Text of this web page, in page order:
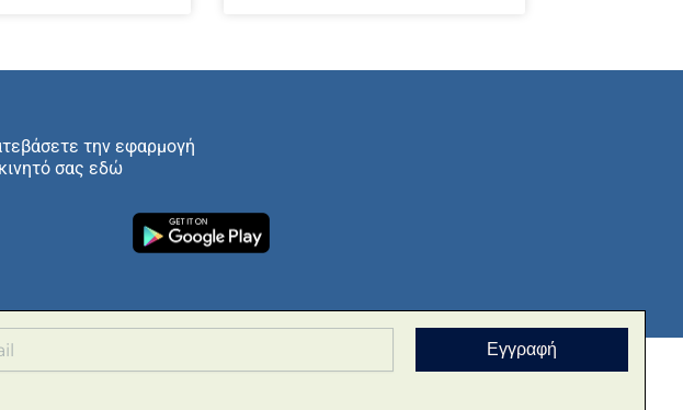
την εφαρμογή
σας εδώ
Εγγραφή